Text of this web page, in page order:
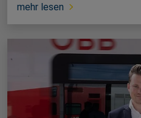
mehr lesen